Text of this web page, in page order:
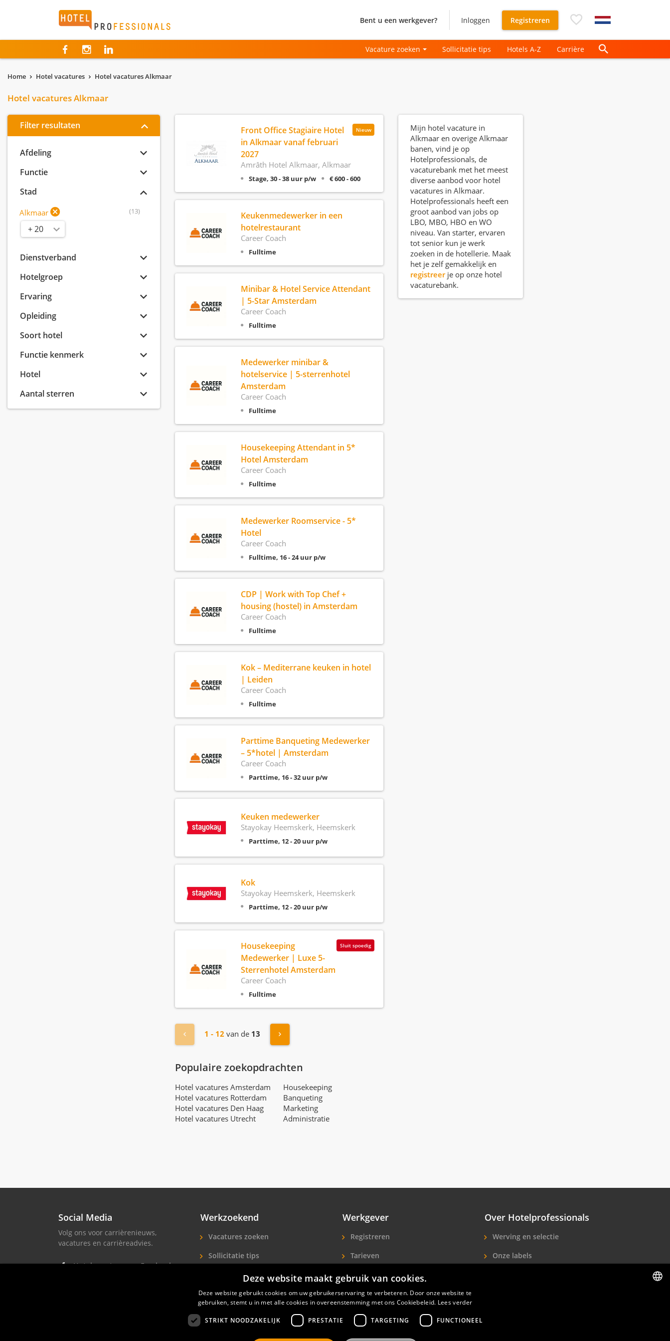
Hotelprofessionals Bent u een werkgever? Inloggen Registreren
Vacature zoeken Sollicitatie tips Hotels A-Z Carrière
Home Hotel vacatures Hotel vacatures Alkmaar
Hotel vacatures Alkmaar
Filter resultaten
Afdeling
Functie
Stad
Alkmaar (13)
Radius
Dienstverband
Hotelgroep
Ervaring
Opleiding
Soort hotel
Functie kenmerk
Hotel
Aantal sterren
Nieuw
Front Office Stagiaire Hotel
in Alkmaar vanaf februari
2027
Amrâth Hotel Alkmaar, Alkmaar
Stage, 30 - 38 uur p/w € 600 - 600
Keukenmedewerker in een
hotelrestaurant
Career Coach
Fulltime
Minibar & Hotel Service Attendant
| 5-Star Amsterdam
Career Coach
Fulltime
Medewerker minibar &
hotelservice | 5-sterrenhotel
Amsterdam
Career Coach
Fulltime
Housekeeping Attendant in 5*
Hotel Amsterdam
Career Coach
Fulltime
Medewerker Roomservice - 5*
Hotel
Career Coach
Fulltime, 16 - 24 uur p/w
CDP | Work with Top Chef +
housing (hostel) in Amsterdam
Career Coach
Fulltime
Kok – Mediterrane keuken in hotel
| Leiden
Career Coach
Fulltime
Parttime Banqueting Medewerker
– 5*hotel | Amsterdam
Career Coach
Parttime, 16 - 32 uur p/w
Keuken medewerker
Stayokay Heemskerk, Heemskerk
Parttime, 12 - 20 uur p/w
Kok
Stayokay Heemskerk, Heemskerk
Parttime, 12 - 20 uur p/w
Sluit spoedig
Housekeeping
Medewerker | Luxe 5-
Sterrenhotel Amsterdam
Career Coach
Fulltime
« Vorige1 - 12 van de 13 Volgende »
Populaire zoekopdrachten
Hotel vacatures Amsterdam
Hotel vacatures Rotterdam
Hotel vacatures Den Haag
Hotel vacatures Utrecht
Housekeeping
Banqueting
Marketing
Administratie
Mijn hotel vacature in
Alkmaar en overige Alkmaar
banen, vind je op
Hotelprofessionals, de
vacaturebank met het meest
diverse aanbod voor hotel
vacatures in Alkmaar.
Hotelprofessionals heeft een
groot aanbod van jobs op
LBO, MBO, HBO en WO
niveau. Van starter, ervaren
tot senior kun je werk
zoeken in de hotellerie. Maak
het je zelf gemakkelijk en
registreerje op onze hotel
vacaturebank.
Social Media
Volg ons voor carrièrenieuws,
vacatures en carrièreadvies.
Hotel vacatures op Facebook
Werkzoekend
Vacatures zoeken
Sollicitatie tips
Hotels A-Z
Sollicitanten
Werkgever
Registreren
Tarieven
Extra aandacht
Hotelpersoneel zoeken
Over Hotelprofessionals
Werving en selectie
Onze labels
Deze website maakt gebruik van cookies.
Deze website gebruikt cookies om uw gebruikerservaring te verbeteren. Door onze website te
gebruiken, stemt u in met alle cookies in overeenstemming met ons Cookiebeleid. Lees verder
STRIKT NOODZAKELIJK PRESTATIE TARGETING FUNCTIONEEL